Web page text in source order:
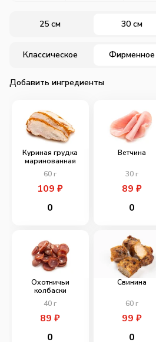
25 см 30 см
Классическое Фирменное
Добавить ингредиенты
Куриная грудка
маринованная
60 г
109₽
0
Ветчина
30г
89 ₽
0
Охотничьи
колбаски
40 г
89₽
0
Свинина
60г
99 ₽
0